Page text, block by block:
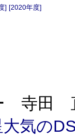
] [2020年度]
寺田
気の